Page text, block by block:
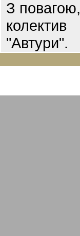
З повагою,
колектив
"Автури".